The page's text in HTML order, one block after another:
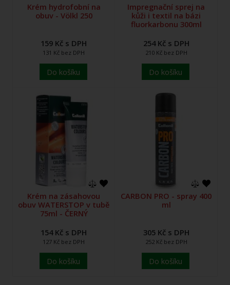
Krém hydrofobní na
obuv - Völkl 250
159 Kč s DPH
131 Kč bez DPH
Do košíku
Impregnační sprej na
kůži i textil na bázi
fluorkarbonu 300ml
254 Kč s DPH
210 Kč bez DPH
Do košíku
Krém na zásahovou
obuv WATERSTOP v tubě
75ml - ČERNÝ
154 Kč s DPH
127 Kč bez DPH
Do košíku
CARBON PRO - spray 400
ml
305 Kč s DPH
252 Kč bez DPH
Do košíku